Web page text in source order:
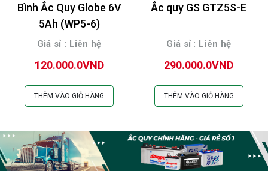
Bình Ắc Quy Globe 6V
5Ah (WP5-6)
Giá sỉ : Liên hệ
120.000.0VND
THÊM VÀO GIỎ HÀNG
Ắc quy GS GTZ5S-E
Giá sỉ : Liên hệ
290.000.0VND
THÊM VÀO GIỎ HÀNG